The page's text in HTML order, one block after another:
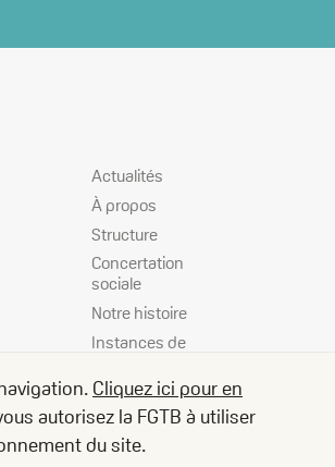
Plan
du
site
Actualités
À propos
Structure
Concertation
sociale
Notre histoire
Instances de
Offres d'emploi
Vos droits
Campagnes
Cliquez ici pour en
autorisez la FGTB à utiliser
du site.